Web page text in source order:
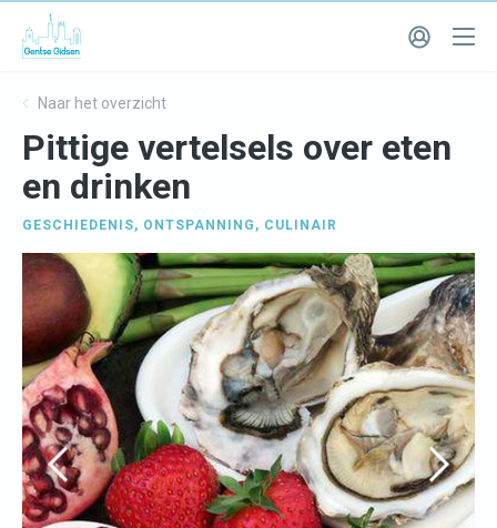
Naar het overzicht
Pittige vertelsels over eten
en drinken
GESCHIEDENIS, ONTSPANNING , CULINAIR